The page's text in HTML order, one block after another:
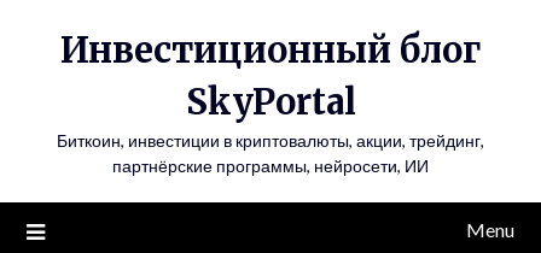
Инвестиционный блог
SkyPortal
Биткоин, инвестиции в криптовалюты, акции, трейдинг,
партнёрские программы, нейросети, ИИ
Menu